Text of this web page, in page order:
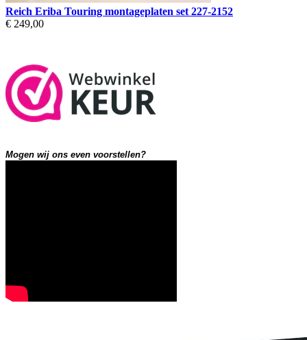
Reich Eriba Touring montageplaten set 227-2152
€ 249,00
Mogen wij ons even voorstellen?